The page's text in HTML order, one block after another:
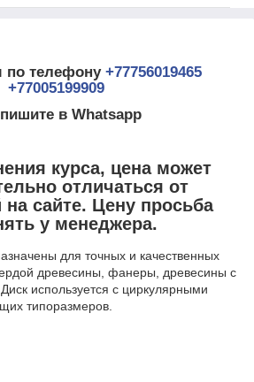
по телефону +77756019465
+77005199909
в Whatsapp
курса, цена может
отличаться от
на сайте. Цену просьба
у менеджера.
для точных и качественных
древесины, фанеры, древесины с
используется с циркулярными
типоразмеров.